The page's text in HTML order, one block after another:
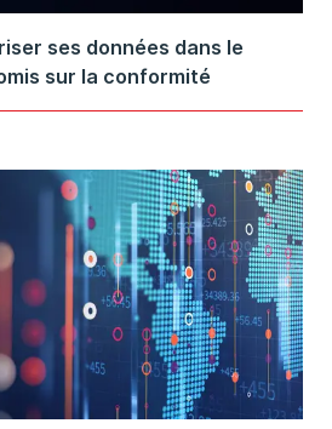
ses données dans le
sur la conformité